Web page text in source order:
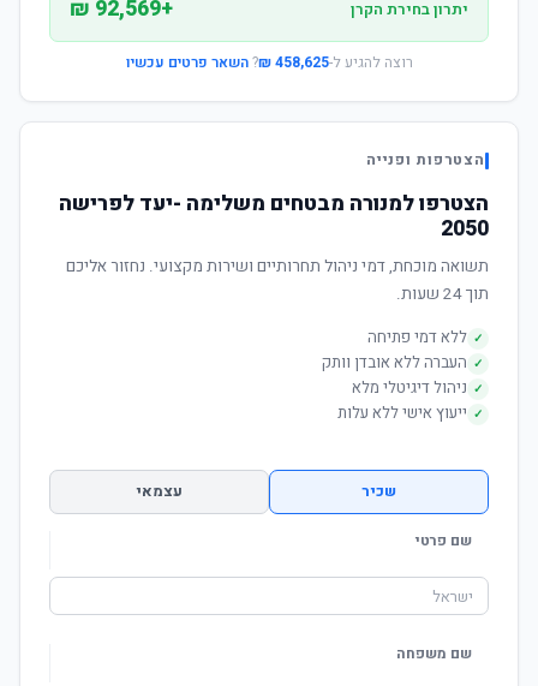
יתרון בחירת הקרן +92,569 ₪
רוצה להגיע ל-458,625 ₪
?השאר פרטים עכשיו
הצטרפות ופנייה
הצטרפו למנורה מבטחים משלימה -יעד לפרישה
2050
תשואה מוכחת, דמי ניהול תחרותיים ושירות מקצועי. נחזור אליכם
תוך 24 שעות.
✓ ללא דמי פתיחה
✓ העברה ללא אובדן וותק
✓ ניהול דיגיטלי מלא
✓ ייעוץ אישי ללא עלות
שכיר עצמאי
שם פרטי
שם משפחה